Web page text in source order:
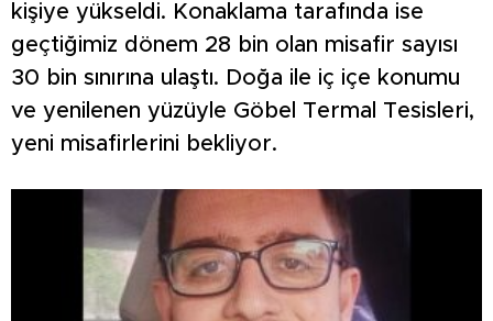
kişiye yükseldi. Konaklama tarafında ise
geçtiğimiz dönem 28 bin olan misafir sayısı
30 bin sınırına ulaştı. Doğa ile iç içe konumu
ve yenilenen yüzüyle Göbel Termal Tesisleri,
yeni misafirlerini bekliyor.